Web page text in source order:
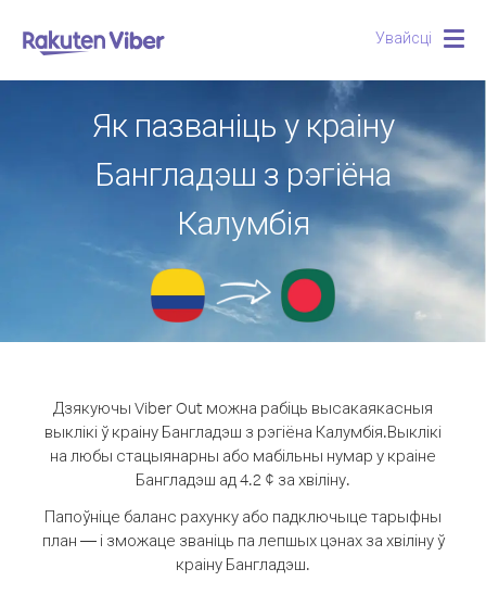
Увайсці
Як пазваніць у краіну
Бангладэш з рэгіёна
Калумбія
Дзякуючы Viber Out можна рабіць высакаякасныя
выклікі ў краіну Бангладэш з рэгіёна Калумбія.Выклікі
на любы стацыянарны або мабільны нумар у краіне
Бангладэш ад 4.2 ¢ за хвіліну.
Папоўніце баланс рахунку або падключыце тарыфны
план — і зможаце званіць па лепшых цэнах за хвіліну ў
краіну Бангладэш.